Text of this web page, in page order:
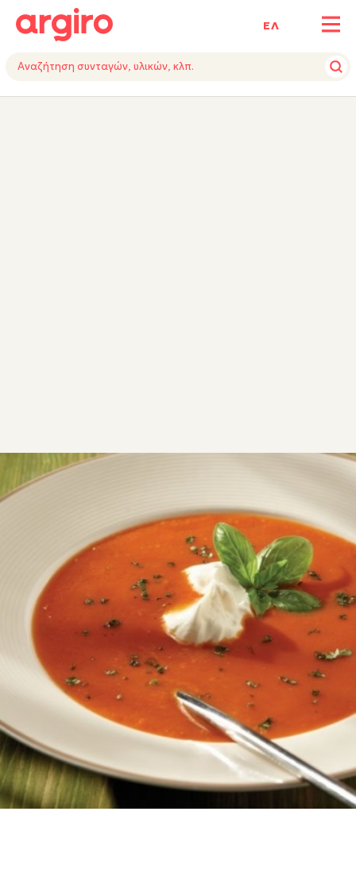
ΕΛ
ΥΛΙΚΑΕΚΤΕΛΕΣΗΕΞΟΠΛΙΣΜΟΣ
ΣΥΝΤΑΓΕΣ
Ντοµατόσουπα
Αυτή η ντοματόσουπα βελουτέ με γιαούρτι, είναι μία
πανεύκολη συνταγή που θα εκπλήξει ευχάριστα τους
καλεσμένους σας.
EGF VG
Εύκολη 0:50
4 10 λεπτά 40 λεπτά